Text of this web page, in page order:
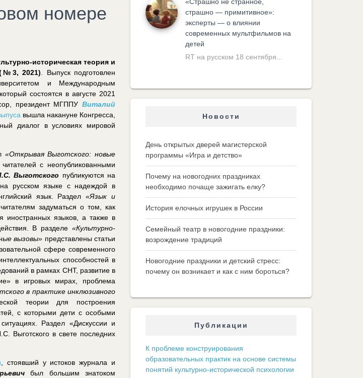
номере
историческая теория и
2021) . Выпуск подготовлен
и Международным
который состоятся в августе 2021
президент МГППУ Виталий
вышла накануне Конгресса,
диалог в условиях мировой
«Открывая Выготского: новые
с неопубликованными
Выготского публикуются на
русском языке с надеждой в
язык. Раздел«Язык и
задуматься о том, как
иностранных языков, а также в
В разделе «Культурно-
вызовы» представлены статьи
сфере современного
способностей в
в рамках CHT, развитие в
в игровых мирах, проблема
в практике инклюзивного
теории для построения
с которыми дети с особыми
Раздел «Дискуссии и
Выготского в свете последних
, стоявший у истоков журнала и
был большим знатоком
страшно — примитивное»:
эксперты — о влиянии
современных мультфильмов на
детей
RT на русском 18 сентября...
Новости
День открытых дверей магистерской
программы «Игра и детство»
Почему на новогодних праздниках
необходимо почаще зажигать елку?
История елочных игрушек в России
Семейный театр в новогодние праздники:
возрождение традиций
Новогодние праздники и детский стресс:
почему он возникает и как с ним бороться?
Публикации
К проблеме конструирования
образовательных практик на основе системы
понятий культурно-исторической психологии